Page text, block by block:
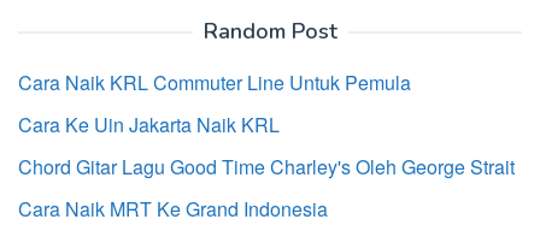
Random Post
Cara Naik KRL Commuter Line Untuk Pemula
Cara Ke Uin Jakarta Naik KRL
Chord Gitar Lagu Good Time Charley's Oleh George Strait
Cara Naik MRT Ke Grand Indonesia